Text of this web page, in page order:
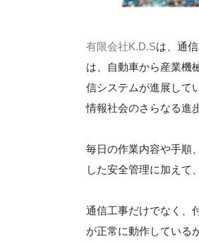
有限会社K.D.Sは、通
は、自動車から産業機
信システムが進展して
情報社会のさらなる進
毎日の作業内容や手順
した安全管理に加えて
通信工事だけでなく、
が正常に動作している